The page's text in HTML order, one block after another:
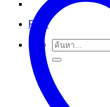
POS
ค้นหา: